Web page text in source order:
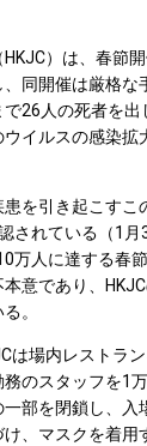
）は、春節
同開催は厳格な
26人の死者を
イルスの感染拡
を引き起こすこ
されている（1月
万人に達する春
意であり、
。
は場内レストラ
のスタッフを1
部を閉鎖し、入
、マスクを着用